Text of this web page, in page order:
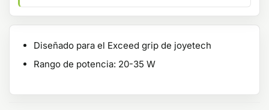
Diseñado para el Exceed grip de joyetech
Rango de potencia: 20-35 W